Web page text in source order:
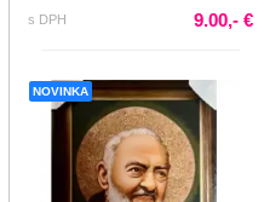
s DPH
9.00,- €
NOVINKA